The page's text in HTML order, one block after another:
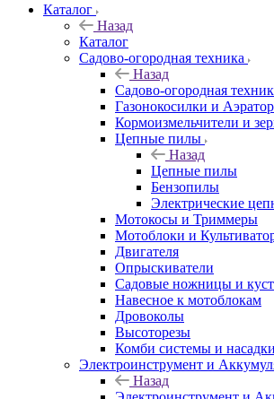
Каталог
Назад
Каталог
Садово-огородная техника
Назад
Садово-огородная
Газонокосилки и
Кормоизмельчители и
Цепные пилы
Назад
Цепные пилы
Бензопилы
Электрические
Мотокосы и Триммеры
Мотоблоки и
Двигателя
Опрыскиватели
Садовые ножницы и
Навесное к мотоблокам
Дровоколы
Высоторезы
Комби системы и насадки
Электроинструмент и
Назад